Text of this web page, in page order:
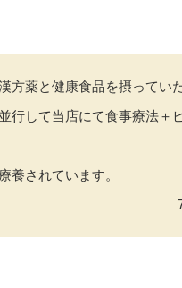
方薬と健康食品を摂ってい
行して当店にて食事療法＋
養されています。